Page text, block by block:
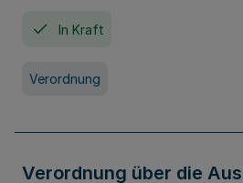
In Kraft
Verordnung
Verordnung über die